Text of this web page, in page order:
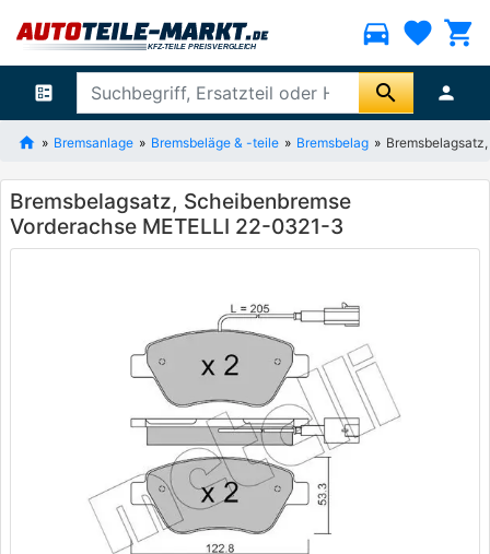
directions_car favorite shopping_cart
ballot search person
Bremsanlage Bremsbeläge & -teile Bremsbelag
Bremsbelagsatz, Scheibenbremse
Vorderachse METELLI 22-0321-3